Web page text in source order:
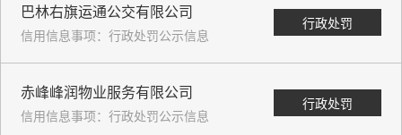
巴林右旗运通公交有限公司
信用信息事项：行政处罚公示信息
行政处罚
赤峰峰润物业服务有限公司
信用信息事项：行政处罚公示信息
行政处罚